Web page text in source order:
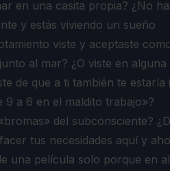
en una casita propia? ¿No
y estás viviendo un sueño
viste y aceptaste
al mar? ¿O viste en
de que a ti también te estaría
a 6 en el maldito trabajo»?
del subconsciente?
tus necesidades aquí y
una película solo porque en